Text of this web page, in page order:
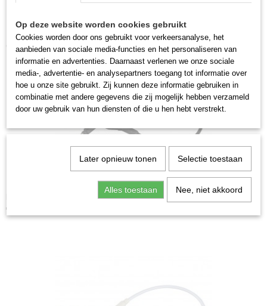
Ook interessant
Lanyards met pin 175 mm
€ 139,15
Op deze website worden cookies gebruikt
Cookies worden door ons gebruikt voor verkeersanalyse, het
aanbieden van sociale media-functies en het personaliseren van
informatie en advertenties. Daarnaast verlenen we onze sociale
media-, advertentie- en analysepartners toegang tot informatie over
hoe u onze site gebruikt. Zij kunnen deze informatie gebruiken in
combinatie met andere gegevens die zij mogelijk hebben verzameld
door uw gebruik van hun diensten of die u hen hebt verstrekt.
Later opnieuw tonen Selectie toestaan
Alles toestaan Nee, niet akkoord